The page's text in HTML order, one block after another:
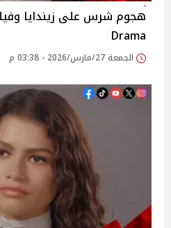
Drama
الجمعة 27/مارس/2026 - 03:38 م